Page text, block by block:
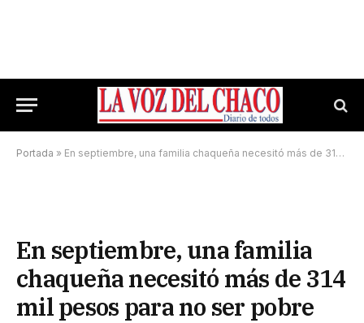
Portada » En septiembre, una familia chaqueña necesitó más de 314 mil pesos para no ser pobre
En septiembre, una familia
chaqueña necesitó más de 314
mil pesos para no ser pobre